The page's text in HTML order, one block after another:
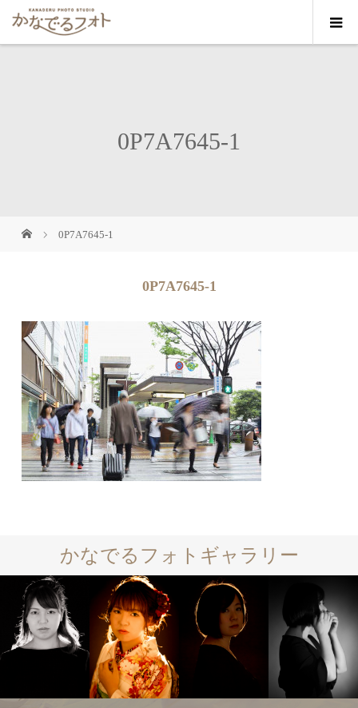
0P7A7645-1
0P7A7645-1
0P7A7645-1
かなでるフォトギャラリー